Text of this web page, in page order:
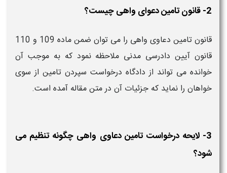
2- قانون تامین دعوای واهی چیست؟
قانون تامین دعاوی واهی را می توان ضمن ماده 109 و 110
قانون آیین دادرسی مدنی ملاحظه نمود که به موجب آن
خوانده می تواند از دادگاه درخواست سپردن تامین از سوی
خواهان را نماید که جزئیات آن در متن مقاله آمده است.
3- لایحه درخواست تامین دعاوی واهی چگونه تنظیم می
شود؟